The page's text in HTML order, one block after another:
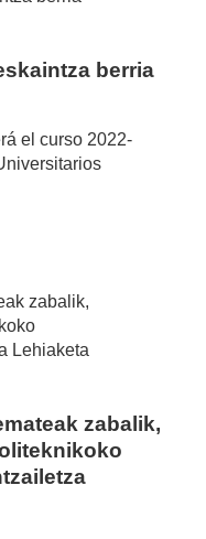
berria
el curso 2022-
zabalik,